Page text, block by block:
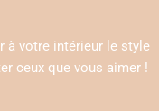
à votre intérieur le style
ceux que vous aimer !